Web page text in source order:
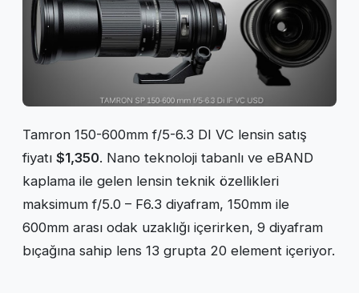
Tamron 150-600mm f/5-6.3 DI VC lensin satış
fiyatı $1,350. Nano teknoloji tabanlı ve eBAND
kaplama ile gelen lensin teknik özellikleri
maksimum f/5.0 – F6.3 diyafram, 150mm ile
600mm arası odak uzaklığı içerirken, 9 diyafram
bıçağına sahip lens 13 grupta 20 element içeriyor.